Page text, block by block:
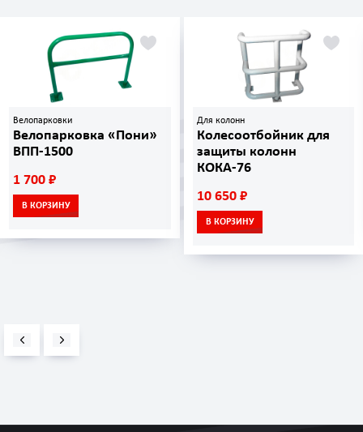
Велопарковки
Велопарковка «Пони»
ВПП-1500
1 700 ₽
В КОРЗИНУ
Для колонн
Колесоотбойник для
защиты колонн
КОКА-76
10 650 ₽
В КОРЗИНУ